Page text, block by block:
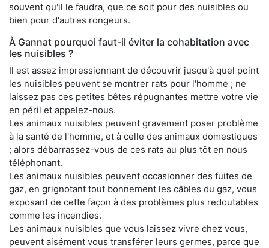
souvent qu'il le faudra, que ce soit pour des nuisibles ou
bien pour d'autres rongeurs.
À Gannat pourquoi faut-il éviter la cohabitation avec
les nuisibles ?
Il est assez impressionnant de découvrir jusqu'à quel point
les nuisibles peuvent se montrer rats pour l'homme ; ne
laissez pas ces petites bêtes répugnantes mettre votre vie
en péril et appelez-nous.
Les animaux nuisibles peuvent gravement poser problème
à la santé de l'homme, et à celle des animaux domestiques
; alors débarrassez-vous de ces rats au plus tôt en nous
téléphonant.
Les animaux nuisibles peuvent occasionner des fuites de
gaz, en grignotant tout bonnement les câbles du gaz, vous
exposant de cette façon à des problèmes plus redoutables
comme les incendies.
Les animaux nuisibles que vous laissez vivre chez vous,
peuvent aisément vous transférer leurs germes, parce que